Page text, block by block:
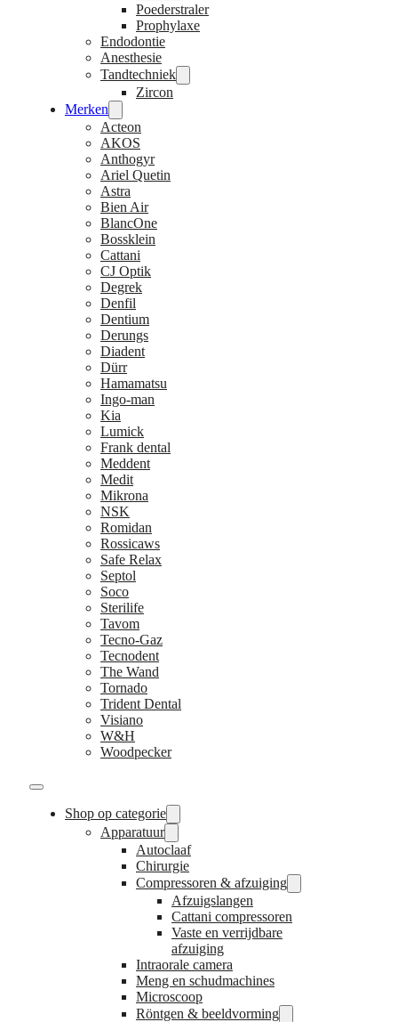
Poederstraler
Prophylaxe
Endodontie
Anesthesie
Tandtechniek
Zircon
Merken
Acteon
AKOS
Anthogyr
Ariel Quetin
Astra
Bien Air
BlancOne
Bossklein
Cattani
CJ Optik
Degrek
Denfil
Dentium
Derungs
Diadent
Dürr
Hamamatsu
Ingo-man
Kia
Lumick
Frank dental
Meddent
Medit
Mikrona
NSK
Romidan
Rossicaws
Safe Relax
Septol
Soco
Sterilife
Tavom
Tecno-Gaz
Tecnodent
The Wand
Tornado
Trident Dental
Visiano
W&H
Woodpecker
Shop op categorie
Apparatuur
Autoclaaf
Chirurgie
Compressoren & afzuiging
Afzuigslangen
Cattani compressoren
Vaste en verrijdbare
afzuiging
Intraorale camera
Meng en schudmachines
Microscoop
Röntgen & beeldvorming